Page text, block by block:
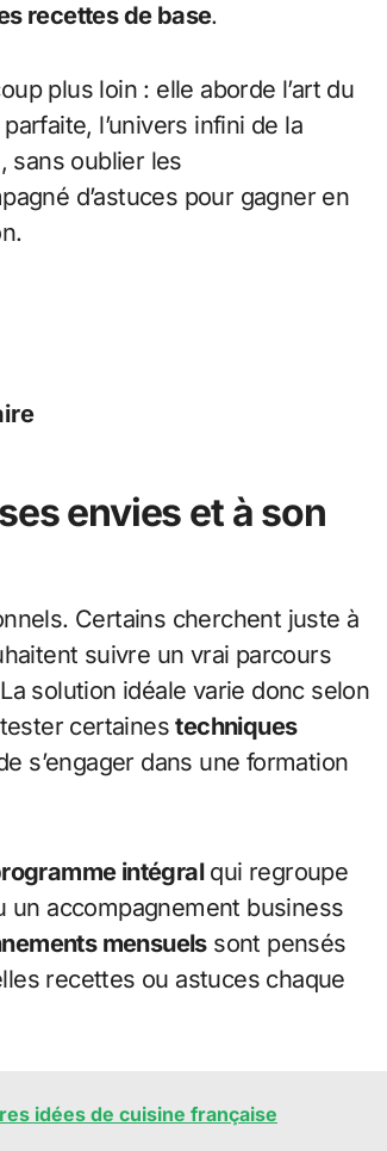
recettes de base.
plus loin : elle aborde l’art du
l’univers infini de la
sans oublier les
d’astuces pour gagner en
envies et à son
Certains cherchent juste à
suivre un vrai parcours
solution idéale varie donc selon
certainestechniques
s’engager dans une formation
intégralqui regroupe
un accompagnement business
mensuelssont pensés
recettes ou astuces chaque
idées de cuisine française